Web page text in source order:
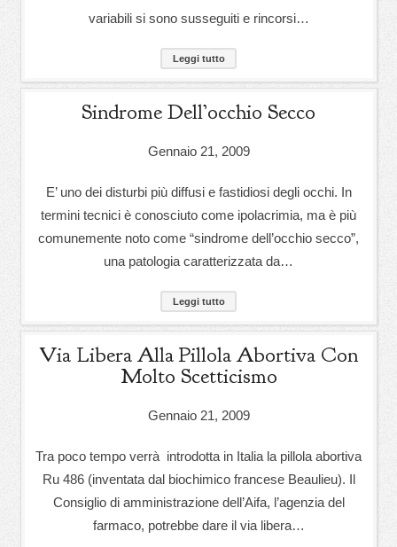
variabili si sono susseguiti e rincorsi…
Leggi tutto
Sindrome Dell’occhio Secco
Gennaio 21, 2009
E’ uno dei disturbi più diffusi e fastidiosi degli occhi. In
termini tecnici è conosciuto come ipolacrimia, ma è più
comunemente noto come “sindrome dell’occhio secco”,
una patologia caratterizzata da…
Leggi tutto
Via Libera Alla Pillola Abortiva Con
Molto Scetticismo
Gennaio 21, 2009
Tra poco tempo verrà introdotta in Italia la pillola abortiva
Ru 486 (inventata dal biochimico francese Beaulieu). Il
Consiglio di amministrazione dell’Aifa, l’agenzia del
farmaco, potrebbe dare il via libera…